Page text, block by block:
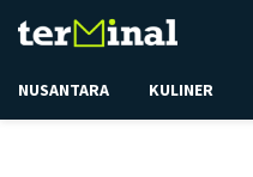
NUSANTARA KULINER